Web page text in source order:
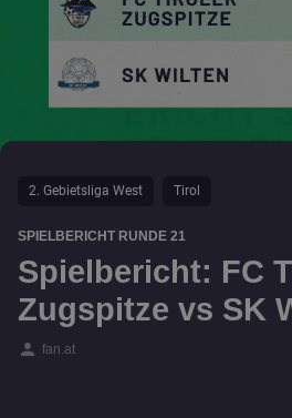
2. Gebietsliga West Tirol
SPIELBERICHT RUNDE 21
Spielbericht: FC
Zugspitze vs SK
person fan.at